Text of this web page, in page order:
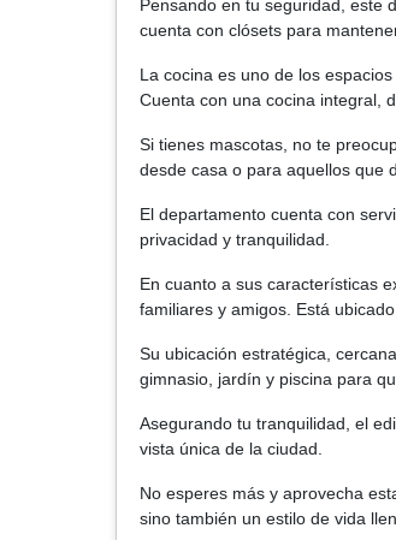
Pensando en tu seguridad, este
cuenta con clósets para
La cocina es uno de los
Cuenta con una cocina integral,
Si tienes mascotas, no te
desde casa o para aquellos que
El departamento cuenta con
privacidad y tranquilidad.
En cuanto a sus características
familiares y amigos. Está
Su ubicación estratégica,
gimnasio, jardín y piscina para
Asegurando tu tranquilidad, el
vista única de la ciudad.
No esperes más y aprovecha
sino también un estilo de vida